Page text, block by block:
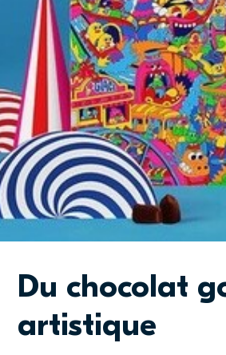
Du chocolat
artistique